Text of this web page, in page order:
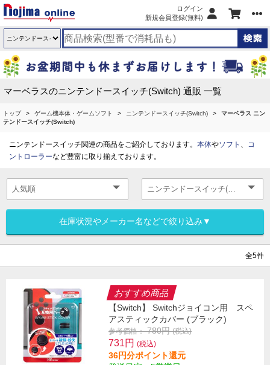
ログイン
新規会員登録(無料)
マーベラスのニンテンドースイッチ(Switch) 通販 一覧
トップ ゲーム機本体・ゲームソフト ニンテンドースイッチ(Switch)
マーベラス ニン
テンドースイッチ(Switch)
ニンテンドースイッチ関連の商品をご紹介しております。 本体やソフト 、 コ
ントローラーなど豊富に取り揃えております。
在庫状況やメーカー名などで絞り込み▼
全5件
おすすめ商品
【Switch】 Switchジョイコン用 スペ
アスティックカバー (ブラック)
参考価格： 780円(税込)
731円 (税込)
36円分ポイント還元